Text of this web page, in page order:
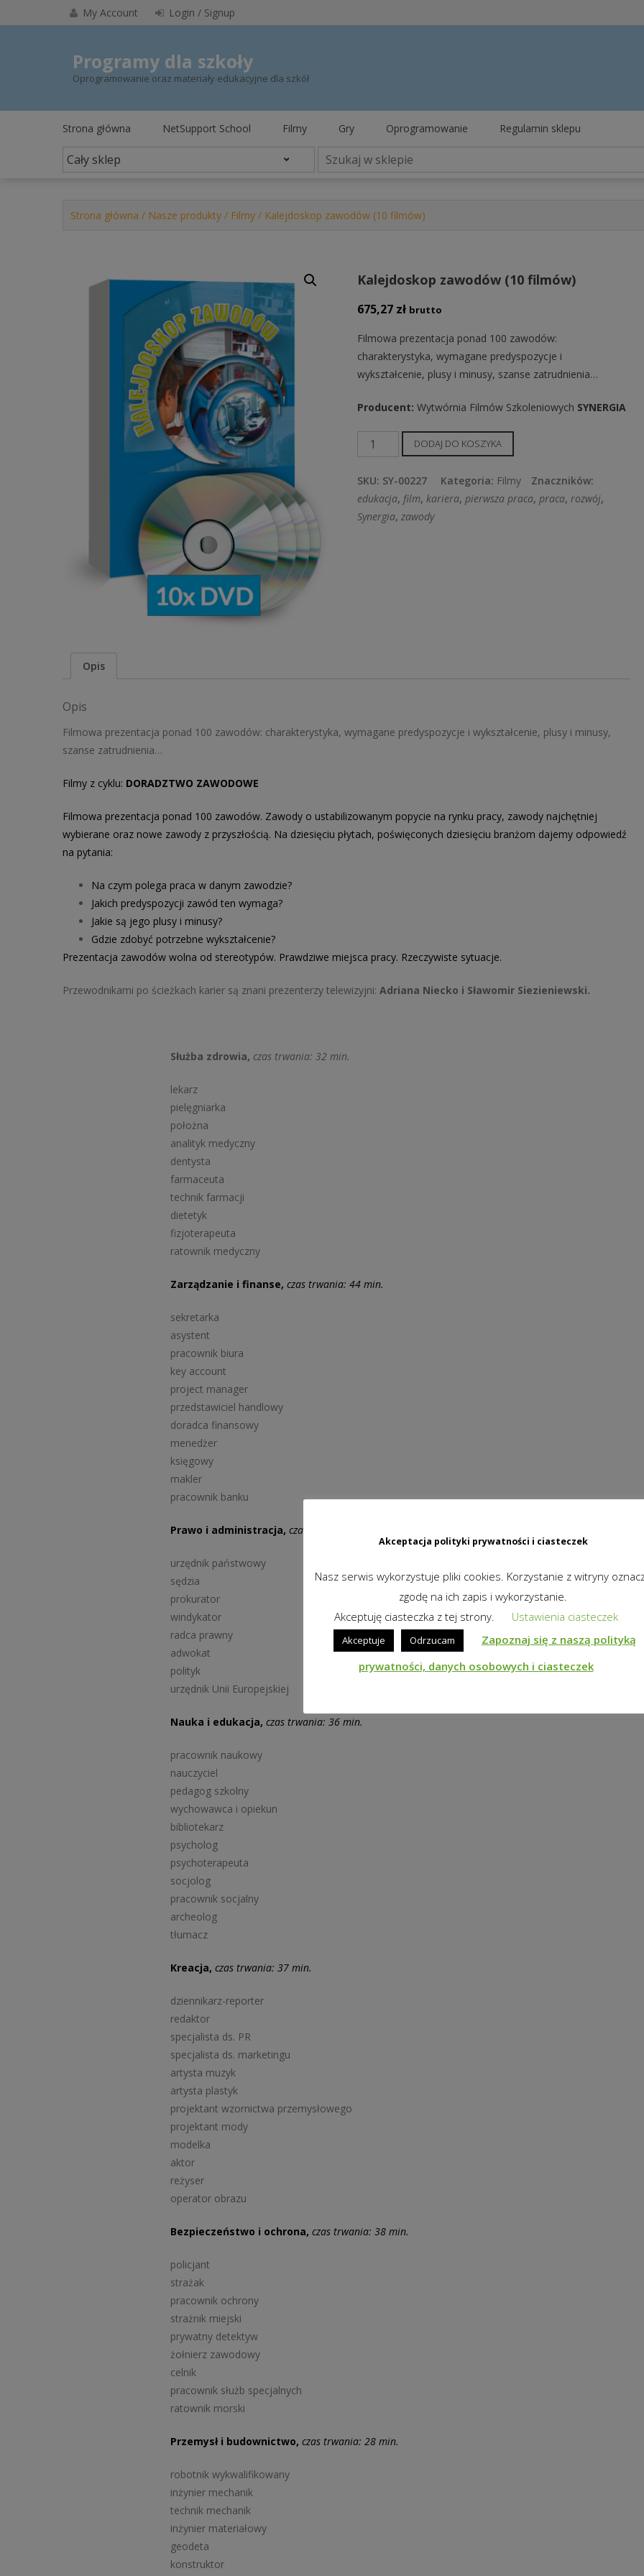
to
My Account Login / Signup
Programy dla szkoły
Oprogramowanie oraz materiały edukacyjne dla szkół
Strona główna NetSupport School Filmy Gry Oprogramowanie Regulamin sklepu
Strona główna / Nasze produkty / Filmy / Kalejdoskop zawodów (10 filmów)
Kalejdoskop zawodów (10 filmów)
675,27 zł brutto
Filmowa prezentacja ponad 100 zawodów:
charakterystyka, wymagane predyspozycje i
wykształcenie, plusy i minusy, szanse zatrudnienia…
Producent:Wytwórnia Filmów Szkoleniowych SYNERGIA
ilość
Kalejdoskop
zawodów
(10
filmów)
DODAJ DO KOSZYKA
SKU: SY-00227 Kategoria: Filmy
Znaczników:
edukacja, film,kariera,pierwsza praca,praca,rozwój,
Synergia,zawody
Opis
Opis
Filmowa prezentacja ponad 100 zawodów: charakterystyka, wymagane predyspozycje i wykształcenie, plusy i minusy,
szanse zatrudnienia…
Filmy z cyklu: DORADZTWO ZAWODOWE
Filmowa prezentacja ponad 100 zawodów. Zawody o ustabilizowanym popycie na rynku pracy, zawody najchętniej
wybierane oraz nowe zawody z przyszłością. Na dziesięciu płytach, poświęconych dziesięciu branżom dajemy odpowiedź
na pytania:
Na czym polega praca w danym zawodzie?
Jakich predyspozycji zawód ten wymaga?
Jakie są jego plusy i minusy?
Gdzie zdobyć potrzebne wykształcenie?
Prezentacja zawodów wolna od stereotypów. Prawdziwe miejsca pracy. Rzeczywiste sytuacje.
Przewodnikami po ścieżkach karier są znani prezenterzy telewizyjni: Adriana Niecko i Sławomir Siezieniewski.
Służba zdrowia, czas trwania: 32 min.
lekarz
pielęgniarka
położna
analityk medyczny
dentysta
farmaceuta
technik farmacji
dietetyk
fizjoterapeuta
ratownik medyczny
Zarządzanie i finanse, czas trwania: 44 min.
sekretarka
asystent
pracownik biura
key account
project manager
przedstawiciel handlowy
doradca finansowy
menedżer
księgowy
makler
pracownik banku
Prawo i administracja, czas trwania: 29 min.
urzędnik państwowy
sędzia
prokurator
windykator
radca prawny
adwokat
polityk
urzędnik Unii Europejskiej
Nauka i edukacja, czas trwania: 36 min.
pracownik naukowy
nauczyciel
pedagog szkolny
wychowawca i opiekun
bibliotekarz
psycholog
psychoterapeuta
socjolog
pracownik socjalny
archeolog
tłumacz
Kreacja, czas trwania: 37 min.
dziennikarz-reporter
redaktor
specjalista ds. PR
specjalista ds. marketingu
artysta muzyk
artysta plastyk
projektant wzornictwa przemysłowego
projektant mody
modelka
aktor
reżyser
operator obrazu
Bezpieczeństwo i ochrona, czas trwania: 38 min.
policjant
strażak
pracownik ochrony
strażnik miejski
prywatny detektyw
żołnierz zawodowy
celnik
pracownik służb specjalnych
ratownik morski
Przemysł i budownictwo, czas trwania: 28 min.
robotnik wykwalifikowany
inżynier mechanik
technik mechanik
inżynier materiałowy
geodeta
konstruktor
Akceptacja polityki prywatności i ciasteczek
Nasz serwis wykorzystuje pliki cookies. Korzystanie z witryny
zgodę na ich zapis i wykorzystanie.
Akceptuję ciasteczka z tej strony.
Ustawienia ciasteczek
Akceptuje Odrzucam
Zapoznaj się z naszą polityką
prywatności, danych osobowych i ciasteczek